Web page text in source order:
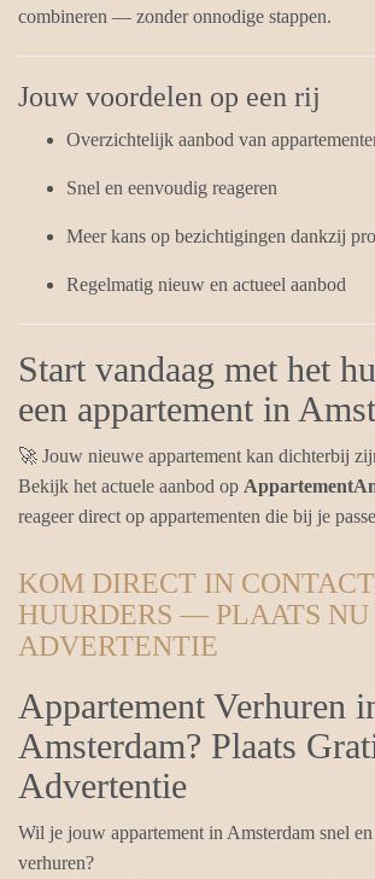
combineren — zonder onnodige stappen.
Jouw voordelen op een rij
Overzichtelijk aanbod van
Snel en eenvoudig reageren
Meer kans op bezichtigingen dankzij
Regelmatig nieuw en actueel aanbod
Start vandaag met het
een appartement in
🚀 Jouw nieuwe appartement kan dichterbij
Bekijk het actuele aanbod op
reageer direct op appartementen die bij je
KOM DIRECT IN
HUURDERS — PLAATS NU
ADVERTENTIE
Appartement Verhuren
Amsterdam? Plaats
Advertentie
Wil je jouw appartement in Amsterdam snel
verhuren?